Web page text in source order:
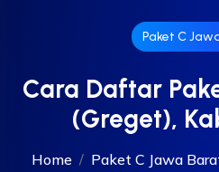
Paket C
Cara Daftar
(Greget),
Home Paket C Jawa